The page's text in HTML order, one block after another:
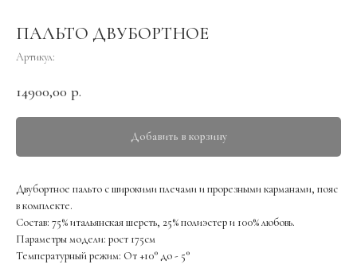
ПАЛЬТО ДВУБОРТНОЕ
Артикул:
14900,00 р.
Добавить в корзину
Двубортное пальто с широкими плечами и прорезными карманами, пояс
в комплекте.
Состав: 75% итальянская шерсть, 25% полиэстер и 100% любовь.
Параметры модели: рост 175см
Температурный режим: От +10° до - 5°